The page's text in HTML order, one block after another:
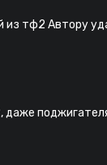
из тф2 Автору
даже